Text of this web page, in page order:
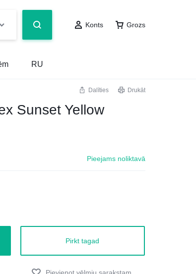
Konts Grozs
RU
Dalīties Drukāt
Sunset Yellow
Pieejams noliktavā
Pirkt tagad